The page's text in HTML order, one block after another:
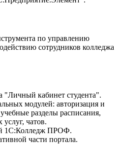
по управлению
сотрудников колледжа
"Личный кабинет студента".
модулей: авторизация и
разделы расписания,
чатов.
1С:Колледж ПРОФ.
части портала.